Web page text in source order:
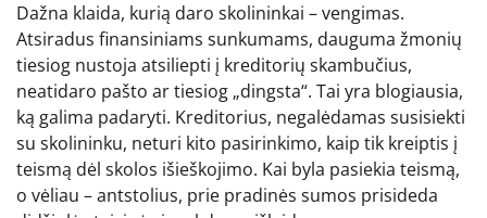
Dažna klaida, kurią daro skolininkai – vengimas.
Atsiradus finansiniams sunkumams, dauguma žmonių
tiesiog nustoja atsiliepti į kreditorių skambučius,
neatidaro pašto ar tiesiog „dingsta“. Tai yra blogiausia,
ką galima padaryti. Kreditorius, negalėdamas susisiekti
su skolininku, neturi kito pasirinkimo, kaip tik kreiptis į
teismą dėl skolos išieškojimo. Kai byla pasiekia teismą,
o vėliau – antstolius, prie pradinės sumos prisideda